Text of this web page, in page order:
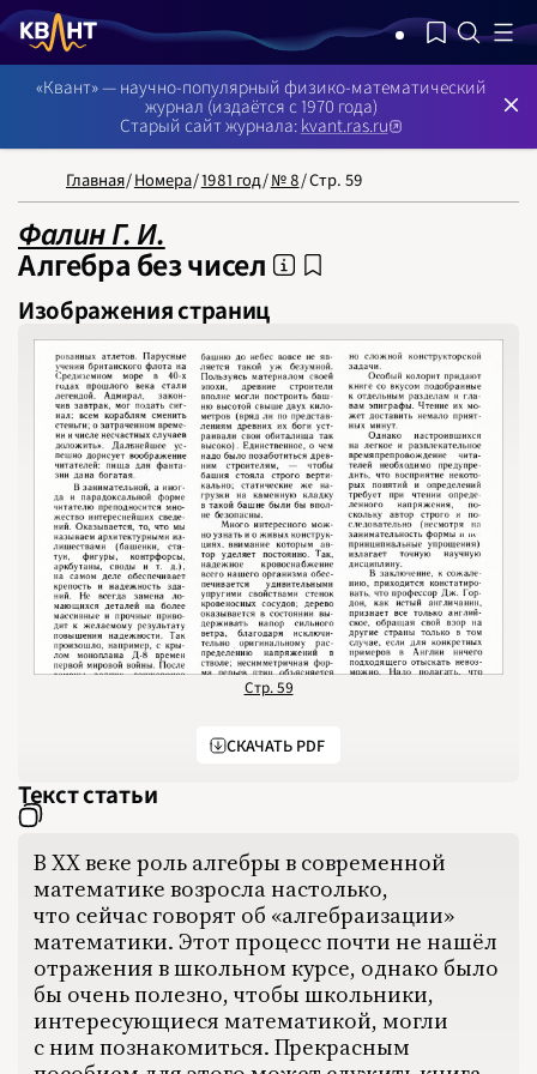
НОМЕРА СТАТЬИ ЗАДАЧИ УКАЗАТЕЛИ РУБРИКАТОРЫ
1970
1971
1972
1973
1974
1975
1976
1977
1980
1981
1988
1989
1990
1991
1992
1993
1994
1995
1997
1998
1999
2000
2001
NB: Сортировка результатов — по релевантности, поиск в номерах
«Квант» — научно-популярный физико-математический
журнал (издаётся с 1970 года)
Старый сайт журнала: kvant.ras.ru
Главная/Номера/1981 год/№ 8/Стр. 59
Фалин Г. И.
Алгебра без чисел
Изображения страниц
Стр. 59
СКАЧАТЬ PDF
Текст статьи
В XX веке роль алгебры в современной
математике возросла настолько,
что сейчас говорят об «алгебраизации»
математики. Этот процесс почти не нашёл
отражения в школьном курсе, однако было
бы очень полезно, чтобы школьники,
интересующиеся математикой, могли
с ним познакомиться. Прекрасным